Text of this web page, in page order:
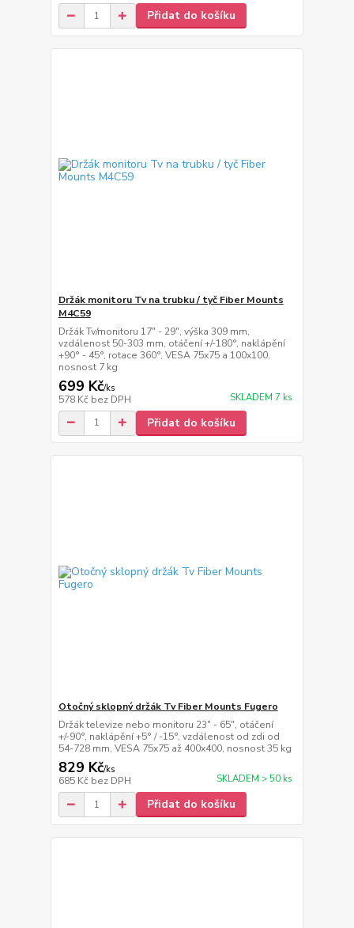
Přidat do košíku
Držák monitoru Tv na trubku / tyč Fiber Mounts
M4C59
Držák Tv/monitoru 17" - 29", výška 309 mm,
vzdálenost 50-303 mm, otáčení +/-180°, naklápění
+90° - 45°, rotace 360°, VESA 75x75 a 100x100,
nosnost 7 kg
699 Kč/ks
578 Kč bez DPH SKLADEM 7 ks
Přidat do košíku
Otočný sklopný držák Tv Fiber Mounts Fugero
Držák televize nebo monitoru 23" - 65", otáčení
+/-90°, naklápění +5° / -15°, vzdálenost od zdi od
54-728 mm, VESA 75x75 až 400x400, nosnost 35 kg
829 Kč/ks
685 Kč bez DPH SKLADEM > 50 ks
Přidat do košíku